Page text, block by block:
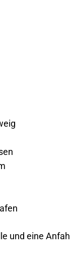
und eine